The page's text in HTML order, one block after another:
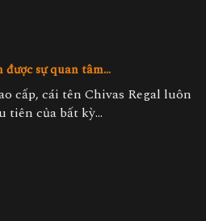
sự quan tâm...
cấp, cái tên Chivas Regal luôn
tiên của bất kỳ...